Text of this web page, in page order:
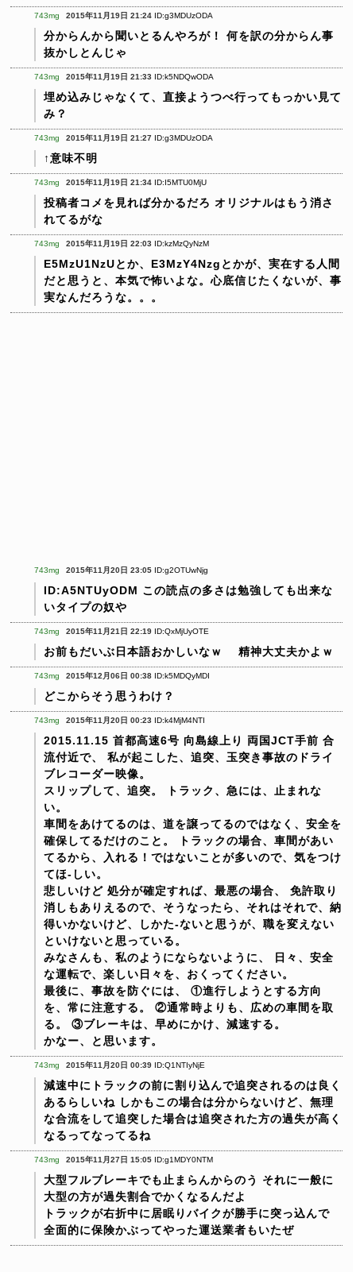
743mg 2015年11月19日 21:24 ID:g3MDUzODA
分からんから聞いとるんやろが！
何を訳の分からん事
抜かしとんじゃ
743mg 2015年11月19日 21:33 ID:k5NDQwODA
埋め込みじゃなくて、直接ようつべ行ってもっかい見て
み？
743mg 2015年11月19日 21:27 ID:g3MDUzODA
↑意味不明
743mg 2015年11月19日 21:34 ID:I5MTU0MjU
投稿者コメを見れば分かるだろ オリジナルはもう消さ
れてるがな
743mg 2015年11月19日 22:03 ID:kzMzQyNzM
E5MzU1NzUとか、E3MzY4Nzgとかが、実在する人間
だと思うと、本気で怖いよな。心底信じたくないが、事
実なんだろうな。。。
743mg 2015年11月20日 23:05 ID:g2OTUwNjg
ID:A5NTUyODM この読点の多さは勉強しても出来な
いタイプの奴や
743mg 2015年11月21日 22:19 ID:QxMjUyOTE
お前もだいぶ日本語おかしいなｗ 精神大丈夫かよｗ
743mg 2015年12月06日 00:38 ID:k5MDQyMDI
どこからそう思うわけ？
743mg 2015年11月20日 00:23 ID:k4MjM4NTI
2015.11.15 首都高速6号 向島線上り 両国JCT手前 合
流付近で、
私が起こした、追突、玉突き事故のドライ
ブレコーダー映像。
スリップして、追突。
トラック、急には、止まれな
い。
車間をあけてるのは、道を譲ってるのではなく、安全を
確保してるだけのこと。
トラックの場合、車間があい
てるから、入れる！ではないことが多いので、気をつけ
てほ­-しい。
悲しいけど 処分が確定すれば、最悪の場合、 免許取り
消しもありえるので、そうなったら、それはそれで、納
得いかないけど、しかた­-ないと思うが、職を変えない
といけないと思っている。
みなさんも、私のようにならないように、
日々、安全
な運転で、楽しい日々を、おくってください。
最後に、事故を防ぐには、
①進行しようとする方向
を、常に注意する。
②通常時よりも、広めの車間を取
る。
③ブレーキは、早めにかけ、減速する。
かなー、と思います。
743mg 2015年11月20日 00:39 ID:Q1NTIyNjE
減速中にトラックの前に割り込んで追突されるのは良く
あるらしいね しかもこの場合は分からないけど、無理
な合流をして追突した場合は追突された方の過失が高く
なるってなってるね
743mg 2015年11月27日 15:05 ID:g1MDY0NTM
大型フルブレーキでも止まらんからのう
それに一般に
大型の方が過失割合でかくなるんだよ
トラックが右折中に居眠りバイクが勝手に突っ込んで
全面的に保険かぶってやった運送業者もいたぜ